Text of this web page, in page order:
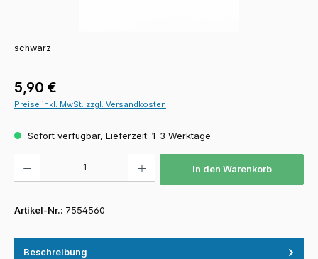
schwarz
Regulärer Preis:
5,90 €
Preise inkl. MwSt. zzgl. Versandkosten
Sofort verfügbar, Lieferzeit: 1-3 Werktage
In den Warenkorb
Artikel-Nr.: 7554560
Beschreibung